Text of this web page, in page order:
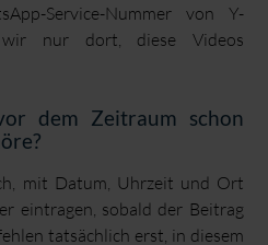
Service-Nummer von Y-
wir nur dort, diese Videos
dem Zeitraum schon
mit Datum, Uhrzeit und Ort
eintragen, sobald der Beitrag
tatsächlich erst, in diesem